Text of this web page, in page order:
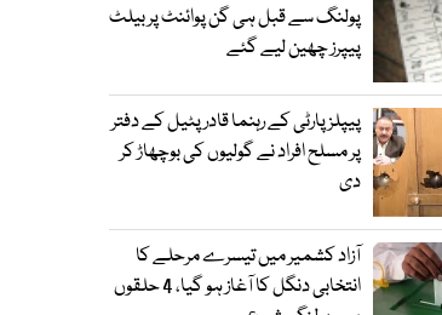
پولنگ سے قبل ہی گن پوائنٹ پر بیلٹ
پیپرز چھین لیے گئے
پیپلز پارٹی کے رہنما قادر پٹیل کے دفتر
پر مسلح افراد نے گولیوں کی بوچھاڑ کر
دی
آزاد کشمیر میں تیسرے مرحلے کا
انتخابی دنگل کا آغاز ہو گیا، 4 حلقوں